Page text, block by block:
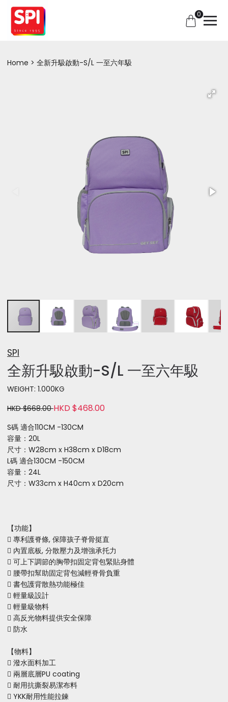
0
Home 全新升馺啟動-S/L 一至六年馺
SPI
全新升馺啟動-S/L 一至六年馺
WEIGHT: 1.000KG
HKD $668.00HKD $468.00
S碼 適合110CM -130CM
容量：20L
尺寸：W28cm x H38cm x D18cm
L碼 適合130CM -150CM
容量：24L
尺寸：W33cm x H40cm x D20cm
【功能】
 專利護脊條, 保障孩子脊骨挺直
 內置底板, 分散壓力及增強承托力
 可上下調節的胸帶扣固定背包緊貼身體
 腰帶扣幫助固定背包減輕脊骨負重
 書包護背散熱功能極佳
 輕量級設計
 輕量級物料
 高反光物料提供安全保障
 防水
【物料】
 潑水面料加工
 兩層底層PU coating
 耐用抗撕裂易潔布料
 YKK耐用性能拉鍊